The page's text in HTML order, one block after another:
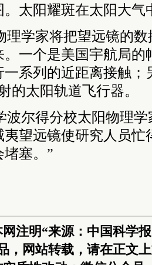
。太阳耀斑在太阳大气
理学家将把望远镜的
。一个是美国宇航局的
一系列的近距离接触；
的太阳轨道飞行器。
波尔得分校太阳物理学
望远镜使研究人员忙
堵塞。”
注明“来源：中国科学
，网站转载，请在正文